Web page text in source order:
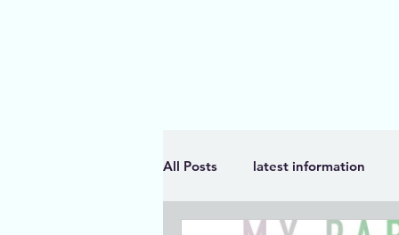
All Posts latest information